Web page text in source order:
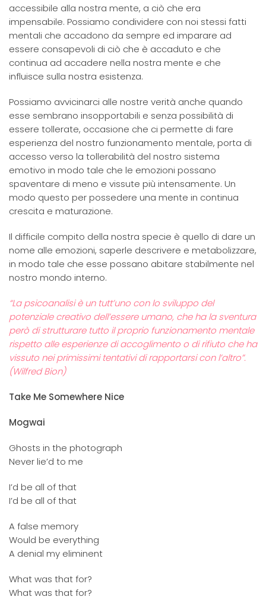
accessibile alla nostra mente, a ciò che era
impensabile. Possiamo condividere con noi stessi fatti
mentali che accadono da sempre ed imparare ad
essere consapevoli di ciò che è accaduto e che
continua ad accadere nella nostra mente e che
influisce sulla nostra esistenza.
Possiamo avvicinarci alle nostre verità anche quando
esse sembrano insopportabili e senza possibilità di
essere tollerate, occasione che ci permette di fare
esperienza del nostro funzionamento mentale, porta di
accesso verso la tollerabilità del nostro sistema
emotivo in modo tale che le emozioni possano
spaventare di meno e vissute più intensamente. Un
modo questo per possedere una mente in continua
crescita e maturazione.
Il difficile compito della nostra specie è quello di dare un
nome alle emozioni, saperle descrivere e metabolizzare,
in modo tale che esse possano abitare stabilmente nel
nostro mondo interno.
“La psicoanalisi è un tutt’uno con lo sviluppo del
potenziale creativo dell’essere umano, che ha la sventura
però di strutturare tutto il proprio funzionamento mentale
rispetto alle esperienze di accoglimento o di rifiuto che ha
vissuto nei primissimi tentativi di rapportarsi con l’altro”.
(Wilfred Bion)
Take Me Somewhere Nice
Mogwai
Ghosts in the photograph
Never lie’d to me
I’d be all of that
I’d be all of that
A false memory
Would be everything
A denial my eliminent
What was that for?
What was that for?